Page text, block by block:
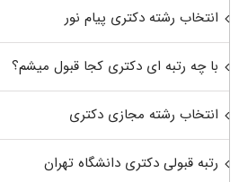
انتخاب رشته دکتری پیام نور
با چه رتبه ای دکتری کجا قبول میشم؟
انتخاب رشته مجازی دکتری
رتبه قبولی دکتری دانشگاه تهران